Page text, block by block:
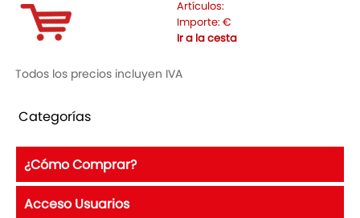
Artículos:
Importe: €
Ir a la cesta
Todos los precios incluyen IVA
Categorías
¿Cómo Comprar?
Acceso Usuarios